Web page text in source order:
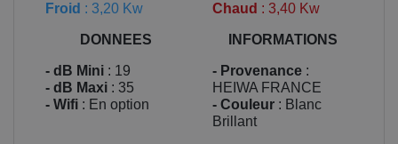
Froid : 3,20 Kw
Chaud : 3,40 Kw
DONNEES
- dB Mini : 19
- dB Maxi : 35
- Wifi : En option
INFORMATIONS
- Provenance :
HEIWA FRANCE
- Couleur : Blanc
Brillant